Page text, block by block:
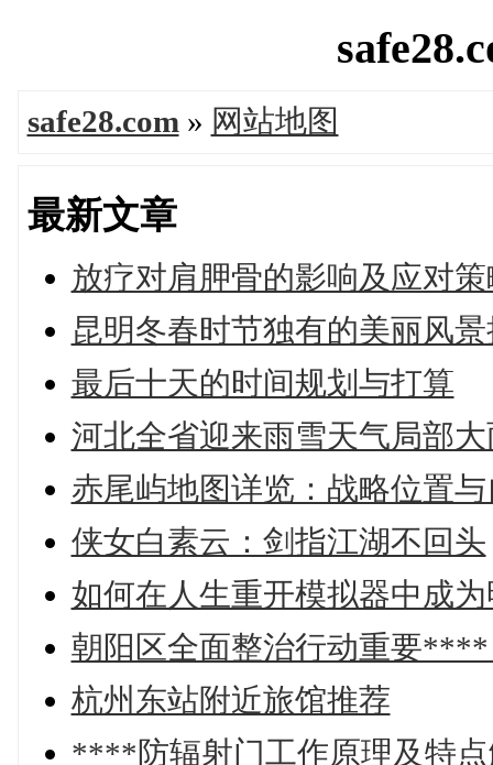
safe28.com » 网站地图
最新文章
放疗对肩胛骨的影响及应对策
昆明冬春时节独有的美丽风
最后十天的时间规划与打算
河北全省迎来雨雪天气局部
赤尾屿地图详览：战略位置
侠女白素云：剑指江湖不回头
如何在人生重开模拟器中成
朝阳区全面整治行动重要
杭州东站附近旅馆推荐
****防辐射门工作原理及特